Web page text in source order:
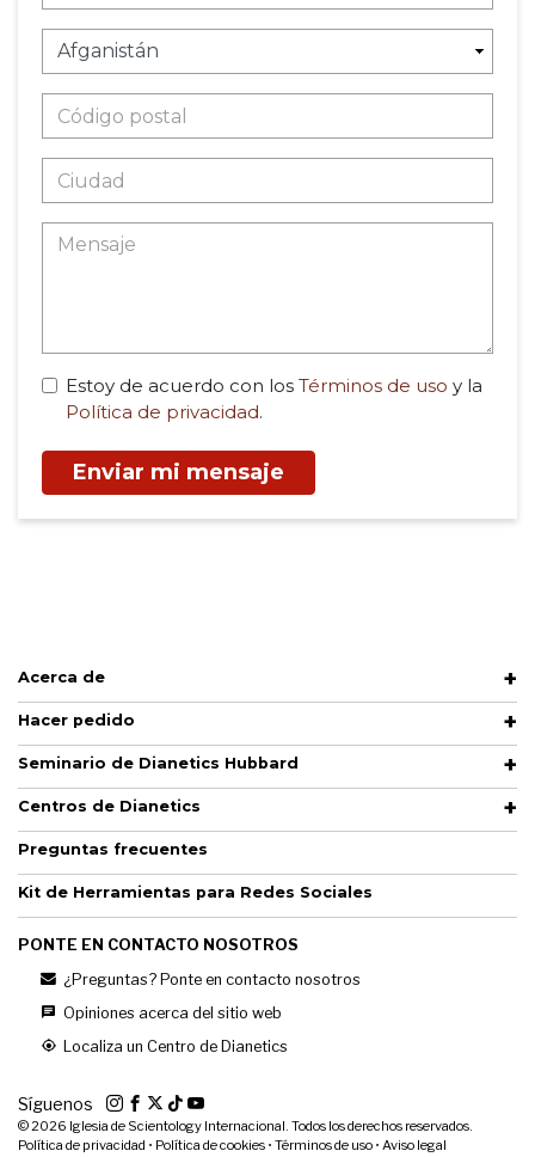
Estoy de acuerdo con los Términos de uso y la
Política de privacidad.
Enviar mi mensaje
Acerca de
Hacer pedido
Seminario de Dianetics Hubbard
Centros de Dianetics
Preguntas frecuentes
Kit de Herramientas para Redes Sociales
PONTE EN CONTACTO NOSOTROS
¿Preguntas? Ponte en contacto nosotros
Opiniones acerca del sitio web
Localiza un Centro de Dianetics
Síguenos
© 2026 Iglesia de Scientology Internacional. Todos los derechos reservados.
Política de privacidad • Política de cookies • Términos de uso • Aviso legal